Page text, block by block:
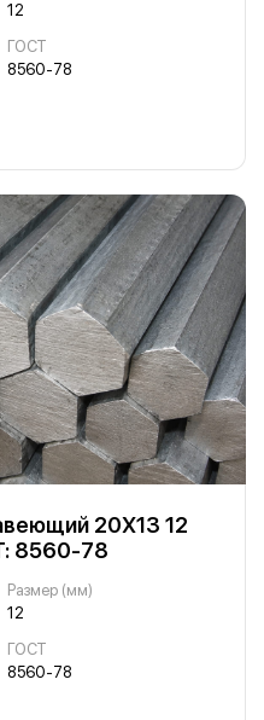
12
ГОСТ
8560-78
20Х13 12
8560-78
Размер (мм)
12
ГОСТ
8560-78